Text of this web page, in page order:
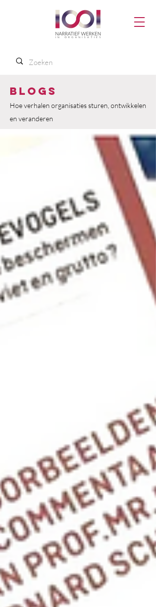
Blogs
Hoe verhalen organisaties sturen, ontwikkelen
en veranderen